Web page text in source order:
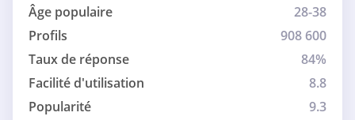
Âge populaire
28-38
Profils
908 600
Taux de réponse
84%
Facilité d'utilisation
8.8
Popularité
9.3